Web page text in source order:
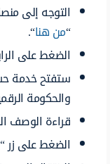
التوجه إلى
“من هنا“.
الضغط على
ستفتح خدمة
والحكومة
قراءة الوصف
الضغط على زر